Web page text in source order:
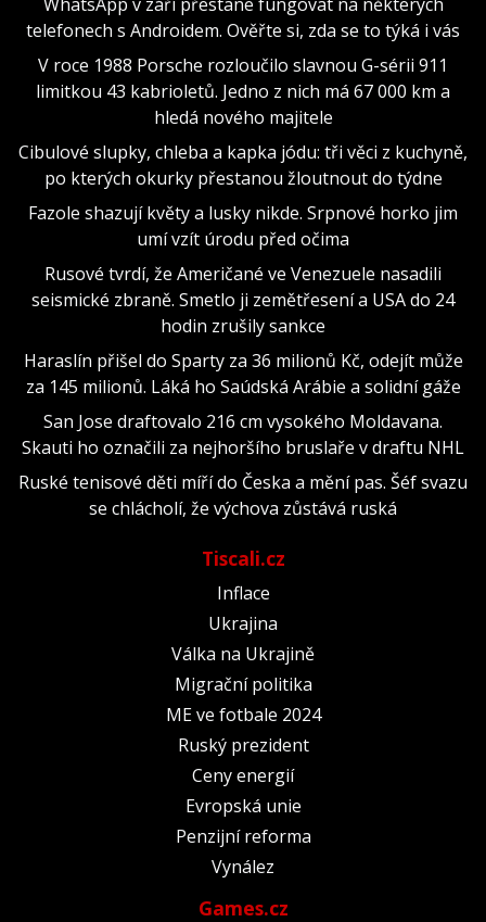
telefonech s Androidem. Ověřte si, zda se to týká i vás
V roce 1988 Porsche rozloučilo slavnou G-sérii 911
limitkou 43 kabrioletů. Jedno z nich má 67 000 km a
hledá nového majitele
Cibulové slupky, chleba a kapka jódu: tři věci z kuchyně,
po kterých okurky přestanou žloutnout do týdne
Fazole shazují květy a lusky nikde. Srpnové horko jim
umí vzít úrodu před očima
Rusové tvrdí, že Američané ve Venezuele nasadili
seismické zbraně. Smetlo ji zemětřesení a USA do 24
hodin zrušily sankce
Haraslín přišel do Sparty za 36 milionů Kč, odejít může
za 145 milionů. Láká ho Saúdská Arábie a solidní gáže
San Jose draftovalo 216 cm vysokého Moldavana.
Skauti ho označili za nejhoršího bruslaře v draftu NHL
Ruské tenisové děti míří do Česka a mění pas. Šéf svazu
se chlácholí, že výchova zůstává ruská
Tiscali.cz
Inflace
Ukrajina
Válka na Ukrajině
Migrační politika
ME ve fotbale 2024
Ruský prezident
Ceny energií
Evropská unie
Penzijní reforma
Vynález
Games.cz